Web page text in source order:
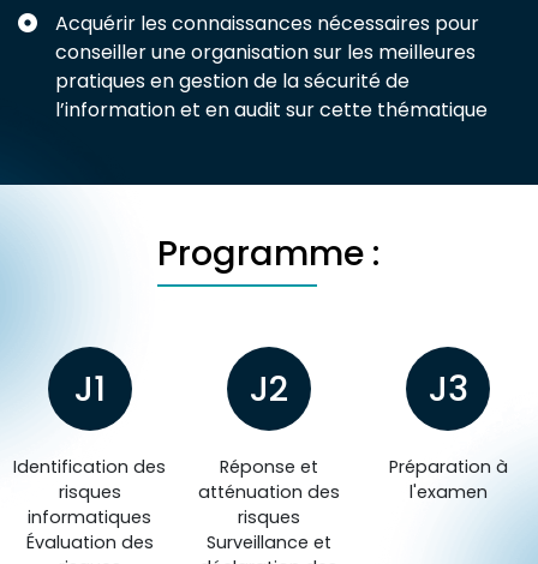
Acquérir les connaissances nécessaires pour
conseiller une organisation sur les meilleures
pratiques en gestion de la sécurité de
l’information et en audit sur cette thématique
Programme :
J1
Identification des
risques
informatiques
Évaluation des
J2
Réponse et
atténuation des
risques
Surveillance et
J3
Préparation à
l'examen